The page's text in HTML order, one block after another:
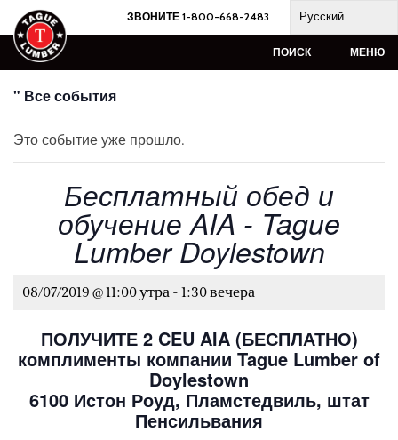
Skip
to
content
ЗВОНИТЕ 1-800-668-2483 Русский
ПОИСК МЕНЮ
" Все события
Это событие уже прошло.
Бесплатный обед и
обучение AIA - Tague
Lumber Doylestown
08/07/2019 @ 11:00 утра - 1:30 вечера
ПОЛУЧИТЕ 2 CEU AIA (БЕСПЛАТНО)
комплименты компании Tague Lumber of
Doylestown
6100 Истон Роуд, Пламстедвиль, штат
Пенсильвания